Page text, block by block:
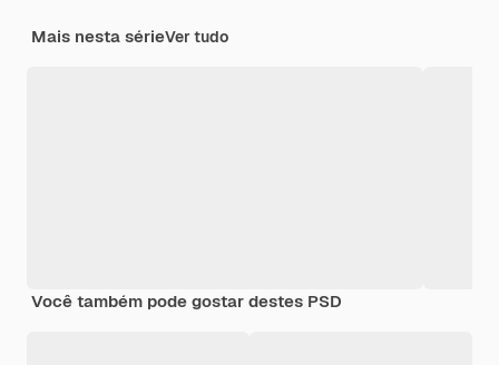
Mais nesta sérieVer tudo
Você também pode gostar destes PSD